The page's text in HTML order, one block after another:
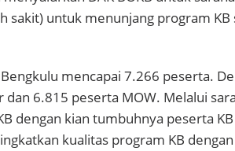
sakit) untuk menunjang program KB
mencapai 7.266 peserta.
dan 6.815 peserta MOW. Melalui
dengan kian tumbuhnya peserta
kualitas program KB